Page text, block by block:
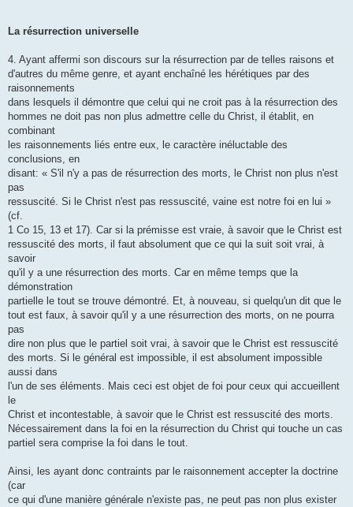
La résurrection universelle
4. Ayant affermi son discours sur la résurrection par de telles raisons et
d'autres du même genre, et ayant enchaîné les hérétiques par des
raisonnements
dans lesquels il démontre que celui qui ne croit pas à la résurrection des
hommes ne doit pas non plus admettre celle du Christ, il établit, en
combinant
les raisonnements liés entre eux, le caractère inéluctable des
conclusions, en
disant: « S'il n'y a pas de résurrection des morts, le Christ non plus n'est
pas
ressuscité. Si le Christ n'est pas ressuscité, vaine est notre foi en lui »
(cf.
1 Co 15, 13 et 17). Car si la prémisse est vraie, à savoir que le Christ est
ressuscité des morts, il faut absolument que ce qui la suit soit vrai, à
savoir
qu'il y a une résurrection des morts. Car en même temps que la
démonstration
partielle le tout se trouve démontré. Et, à nouveau, si quelqu'un dit que le
tout est faux, à savoir qu'il y a une résurrection des morts, on ne pourra
pas
dire non plus que le partiel soit vrai, à savoir que le Christ est ressuscité
des morts. Si le général est impossible, il est absolument impossible
aussi dans
l'un de ses éléments. Mais ceci est objet de foi pour ceux qui accueillent
le
Christ et incontestable, à savoir que le Christ est ressuscité des morts.
Nécessairement dans la foi en la résurrection du Christ qui touche un cas
partiel sera comprise la foi dans le tout.
Ainsi, les ayant donc contraints par le raisonnement accepter la doctrine
(car
ce qui d'une manière générale n'existe pas, ne peut pas non plus exister